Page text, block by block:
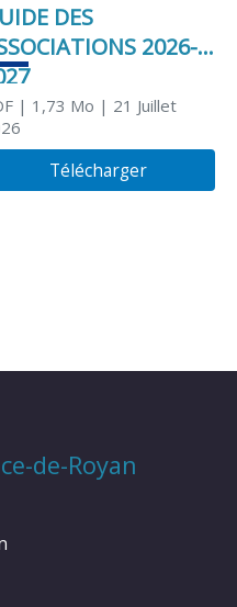
DES
2026-
| 1,73 Mo | 21 Juillet
Télécharger
de-Royan